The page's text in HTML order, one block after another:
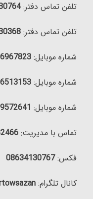
تلفن تماس دفتر:
تلفن تماس دفتر:
شماره موبایل:
شماره موبایل:
شماره موبایل:
تماس با مدیریت:
فکس:08634130767
کانال تلگرام: